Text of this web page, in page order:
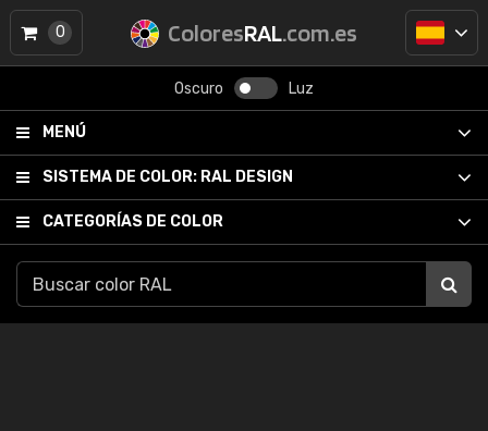
ColoresRAL.com.es
Oscuro Luz
MENÚ
SISTEMA DE COLOR: RAL DESIGN
CATEGORÍAS DE COLOR
0